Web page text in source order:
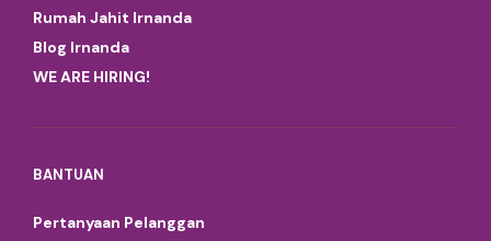
Rumah Jahit Irnanda
Blog Irnanda
WE ARE HIRING!
BANTUAN
Pertanyaan Pelanggan